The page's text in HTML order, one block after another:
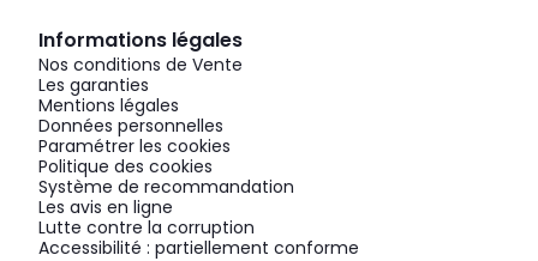
Informations légales
Nos conditions de Vente
Les garanties
Mentions légales
Données personnelles
Paramétrer les cookies
Politique des cookies
Système de recommandation
Les avis en ligne
Lutte contre la corruption
Accessibilité : partiellement conforme